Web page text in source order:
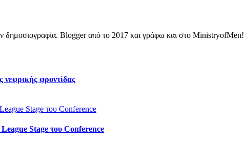
Blogger από το 2017 και γράφω και στο MinistryofMen!
φροντίδας
Stage του Conference